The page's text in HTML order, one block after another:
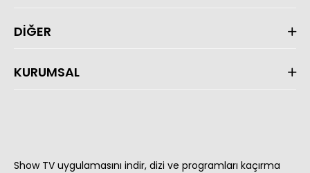
DİĞER
KURUMSAL
Show TV uygulamasını indir, dizi ve programları kaçırma